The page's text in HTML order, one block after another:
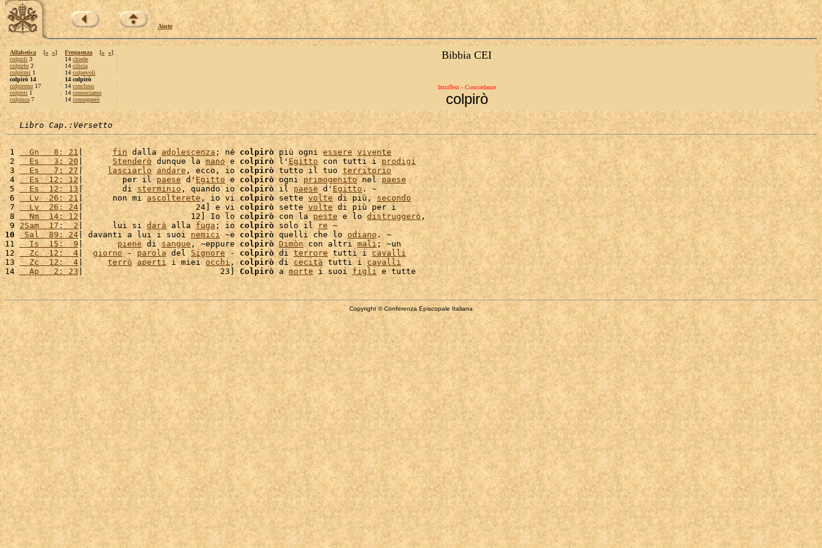
Aiuto
Alfabetica [« »]
colpirli 3
colpirlo 2
colpirmi 1
colpirò 14
colpirono 17
colpirti 1
colpisca 7
Frequenza [« »]
14 chiede
14 cilicia
14 colpevoli
14 colpirò
14 concluso
14 conosciamo
14 consegnerò
Bibbia CEI
IntraText - Concordanze
colpirò
Libro Cap.:Versetto
1
  Gn   8: 21
| fin dalla adolescenza ; né colpirò più ogni essere vivente
2
  Es   3: 20
| Stenderò dunque la mano e colpirò l'Egitto con tutti i prodigi
3
  Es   7: 27
| lasciarlo andare , ecco, io colpirò tutto il tuo territorio
4
  Es  12: 12
|        per il paese d' Egitto e colpirò ogni primogenito nel paese
5
  Es  12: 13
|        di sterminio , quando io colpirò il paese d' Egitto . ~
6
  Lv  26: 21
|      non mi ascolterete , io vi colpirò sette volte di più, secondo
7
  Lv  26: 24
|                       24] e vi colpirò sette volte di più per i
8
  Nm  14: 12
|                      12] Io lo colpirò con la peste e lo distruggerò ,
9 2Sam  17:  2|      lui si darà alla fuga ; io colpirò solo il re
10
Sal  89: 24 | davanti a lui i suoi nemici ~e colpirò quelli che lo odiano. ~
11
  Is  15:  9
| piene di sangue , ~eppure colpirò Dimòn con altri mali ; ~un
12
  Zc  12:  4
| giorno - parola del Signore - colpirò di terrore tutti i cavalli
13
  Zc  12:  4
| terrò aperti i miei occhi , colpirò di cecità tutti i cavalli
14
  Ap   2: 23
|                            23] Colpirò a morte i suoi figli
Copyright © Conferenza Episcopale Italiana